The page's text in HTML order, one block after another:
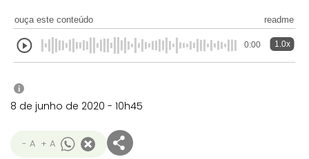
ouça este conteúdo readme
0:00 1.0x
i
8 de junho de 2020 - 10h45
- A + A